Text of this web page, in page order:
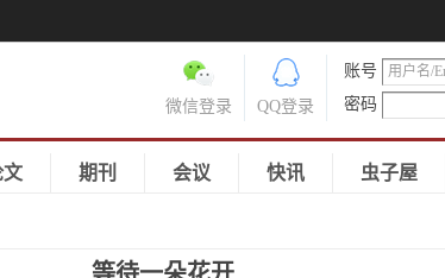
账号
密码
QQ登录
微信登录
期刊 会议 快讯 虫子屋